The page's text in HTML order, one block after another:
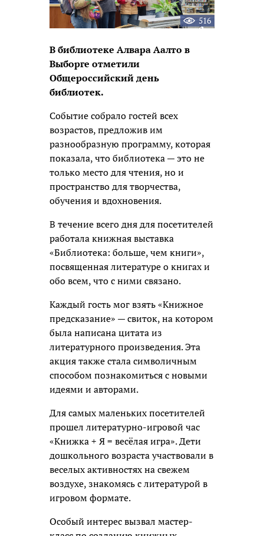
516
В библиотеке Алвара Аалто в
Выборге отметили
Общероссийский день
библиотек.
Событие собрало гостей всех
возрастов, предложив им
разнообразную программу, которая
показала, что библиотека — это не
только место для чтения, но и
пространство для творчества,
обучения и вдохновения.
В течение всего дня для посетителей
работала книжная выставка
«Библиотека: больше, чем книги»,
посвященная литературе о книгах и
обо всем, что с ними связано.
Каждый гость мог взять «Книжное
предсказание» — свиток, на котором
была написана цитата из
литературного произведения. Эта
акция также стала символичным
способом познакомиться с новыми
идеями и авторами.
Для самых маленьких посетителей
прошел литературно-игровой час
«Книжка + Я = весёлая игра». Дети
дошкольного возраста участвовали в
веселых активностях на свежем
воздухе, знакомясь с литературой в
игровом формате.
Особый интерес вызвал мастер-